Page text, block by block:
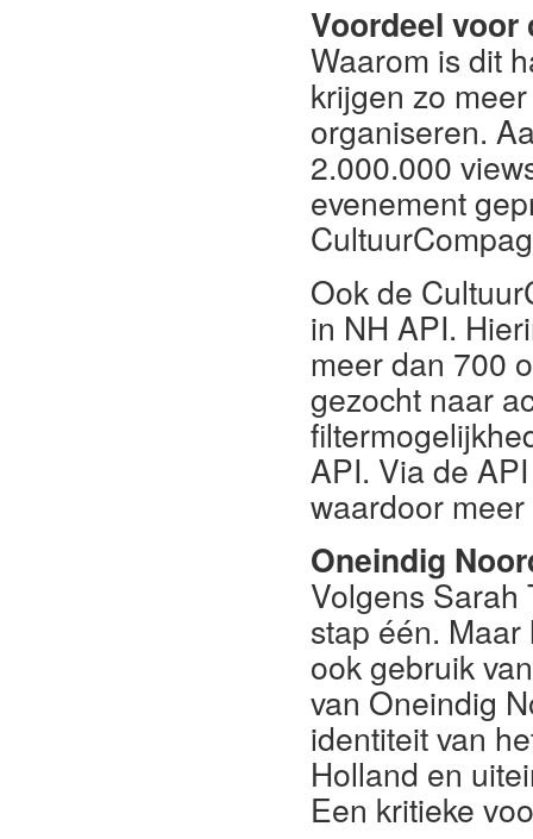
Voordeel
Waarom is dit
krijgen zo
organiseren.
2.000.000
evenement
Ook de
in NH API.
meer dan 700
gezocht naar
API. Via de
waardoor
Oneindig
Volgens Sarah
stap één.
ook gebruik
van Oneindig
identiteit van
Holland en
Een kritieke